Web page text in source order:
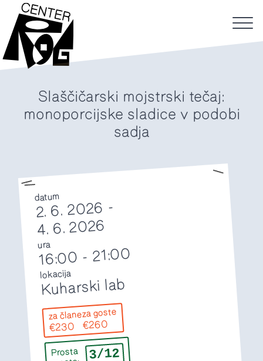
Slaščičarski mojstrski tečaj:
monoporcijske sladice v podobi
sadja
datum
2. 6. 2026 -
4. 6. 2026
ura
16:00 - 21:00
lokacija
Kuharski lab
za člane
€230
za goste
€260
Prosta 3/12